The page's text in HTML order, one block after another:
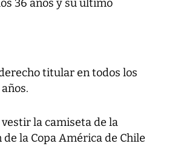
36 años y su último
titular en todos los
la camiseta de la
la Copa América de Chile